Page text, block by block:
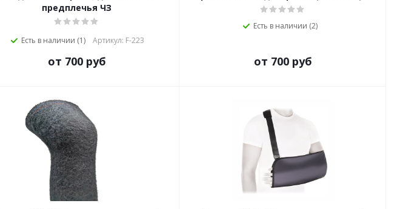
предплечья ЧЗ
Есть в наличии (1) Артикул: F-223
от 700 руб
Есть в наличии (2)
от 700 руб